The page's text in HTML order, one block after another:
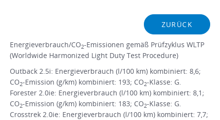
ZURÜCK
Energieverbrauch/CO2-Emissionen gemäß Prüfzyklus WLTP
(Worldwide Harmonized Light Duty Test Procedure)
Outback 2.5i: Energieverbrauch (l/100 km) kombiniert: 8,6;
CO2-Emission (g/km) kombiniert: 193; CO2-Klasse: G.
Forester 2.0ie: Energieverbrauch (l/100 km) kombiniert: 8,1;
CO2-Emission (g/km) kombiniert: 183; CO2-Klasse: G.
Crosstrek 2.0ie: Energieverbrauch (l/100 km) kombiniert: 7,7;